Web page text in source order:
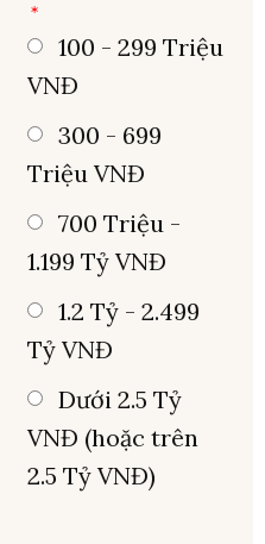
100 - 299 Triệu
VNĐ
300 - 699
Triệu VNĐ
700 Triệu -
1.199 Tỷ VNĐ
1.2 Tỷ - 2.499
Tỷ VNĐ
Dưới 2.5 Tỷ
VNĐ (hoặc trên
2.5 Tỷ VNĐ)